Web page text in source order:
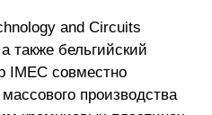
and Circuits
также бельгийский
IMEC совместно
производства